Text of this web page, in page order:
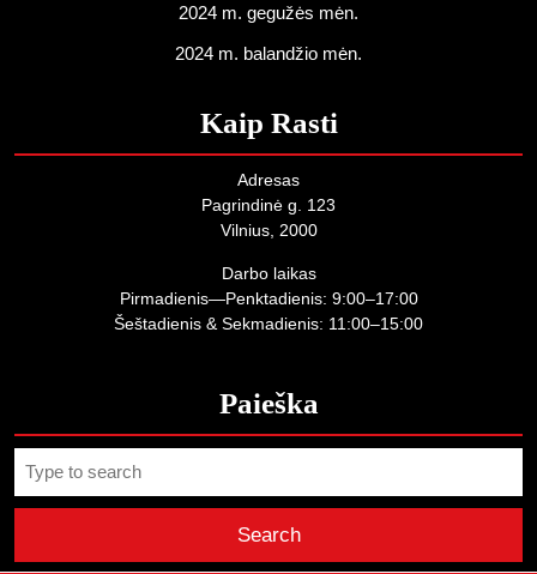
2024 m. gegužės mėn.
2024 m. balandžio mėn.
Kaip Rasti
Adresas
Pagrindinė g. 123
Vilnius, 2000
Darbo laikas
Pirmadienis—Penktadienis: 9:00–17:00
Šeštadienis & Sekmadienis: 11:00–15:00
Paieška
for: